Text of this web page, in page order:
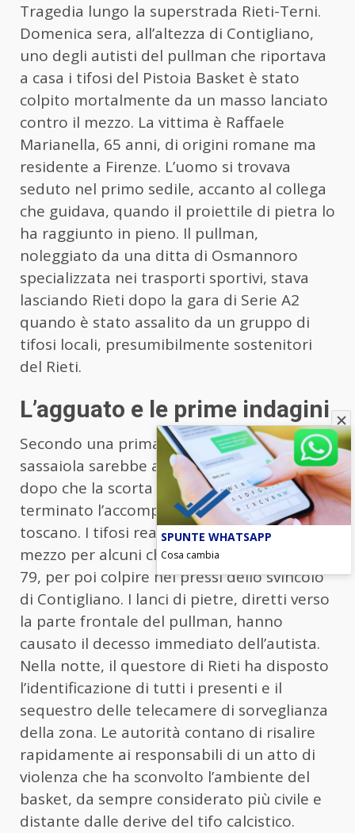
Tragedia lungo la superstrada Rieti-Terni.
Domenica sera, all’altezza di Contigliano,
uno degli autisti del pullman che riportava
a casa i tifosi del Pistoia Basket è stato
colpito mortalmente da un masso lanciato
contro il mezzo. La vittima è Raffaele
Marianella, 65 anni, di origini romane ma
residente a Firenze. L’uomo si trovava
seduto nel primo sedile, accanto al collega
che guidava, quando il proiettile di pietra lo
ha raggiunto in pieno. Il pullman,
noleggiato da una ditta di Osmannoro
specializzata nei trasporti sportivi, stava
lasciando Rieti dopo la gara di Serie A2
quando è stato assalito da un gruppo di
tifosi locali, presumibilmente sostenitori
del Rieti.
L’agguato e le prime indagini
Secondo una prima ricostruzione, la
sassaiola sarebbe avvenuta pochi minuti
dopo che la scorta della polizia aveva
terminato l’accompagnamento del bus
toscano. I tifosi reatini avrebbero seguito il
mezzo per alcuni chilometri sulla statale
79, per poi colpire nei pressi dello svincolo
di Contigliano. I lanci di pietre, diretti verso
la parte frontale del pullman, hanno
causato il decesso immediato dell’autista.
Nella notte, il questore di Rieti ha disposto
l’identificazione di tutti i presenti e il
sequestro delle telecamere di sorveglianza
della zona. Le autorità contano di risalire
rapidamente ai responsabili di un atto di
violenza che ha sconvolto l’ambiente del
basket, da sempre considerato più civile e
distante dalle derive del tifo calcistico.
SPUNTE WHATSAPP
Cosa cambia